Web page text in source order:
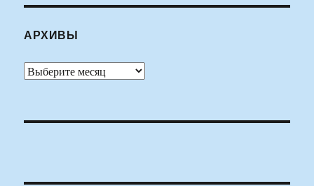
АРХИВЫ
Архивы